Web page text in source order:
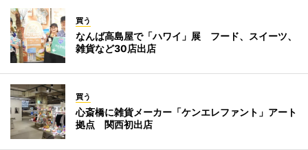
買う
なんば高島屋で「ハワイ」展 フード、スイーツ、
雑貨など30店出店
買う
心斎橋に雑貨メーカー「ケンエレファント」アート
拠点 関西初出店